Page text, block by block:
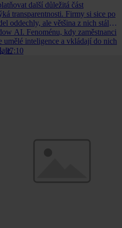
další důležitá část
transparentnosti. Firmy si sice po
oddechly, ale většina z nich stále
AI. Fenoménu, kdy zaměstnanci
inteligence a vkládají do nich
07:10